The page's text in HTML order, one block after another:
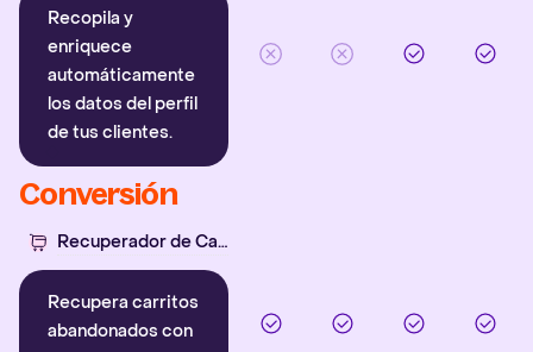
Recopila y
enriquece
automáticamente
los datos del perfil
de tus clientes.
Conversión
Recuperador de Carritos
Recupera carritos
abandonados con